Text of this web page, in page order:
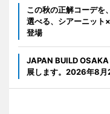
この秋の正解コーデを
選べる、シアーニット
登場
JAPAN BUILD
展します。2026年8月